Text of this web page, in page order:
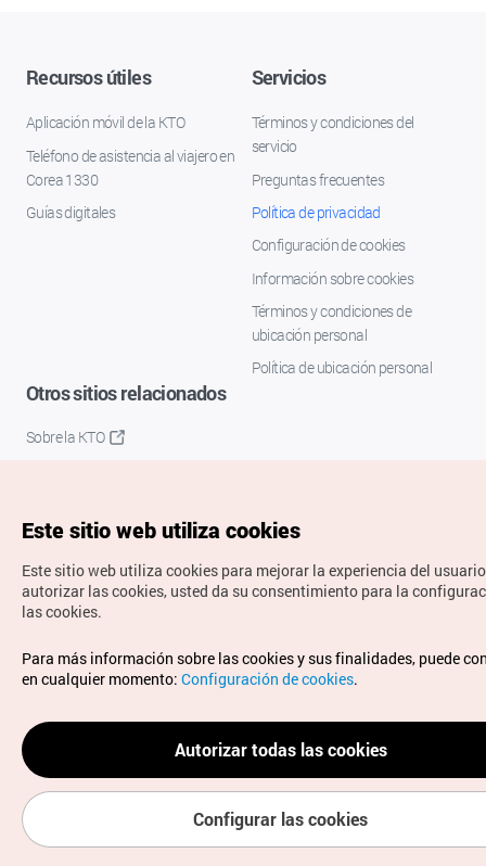
Recursos útiles
Aplicación móvil de la KTO
Teléfono de asistencia al viajero en
Corea 1330
Guías digitales
Servicios
Términos y condiciones del
servicio
Preguntas frecuentes
Política de privacidad
Configuración de cookies
Información sobre cookies
Términos y condiciones de
ubicación personal
Política de ubicación personal
Otros sitios relacionados
Sobre la KTO
Copyrights © Organización de Turismo de Corea. Todos los
derechos reservados.
Para informes de errores y cuestiones relacionadas con el
sitio web, dirija sus consultas al correoelectrónico oficial:
spanish@knto.or.kr
Este sitio web utiliza cookies
Este sitio web utiliza cookies para mejorar la experiencia del
autorizar las cookies, usted da su consentimiento para la
las cookies.
Para más información sobre las cookies y sus finalidades, puede
en cualquier momento: Configuración de cookies.
Autorizar todas las cookies
Configurar las cookies